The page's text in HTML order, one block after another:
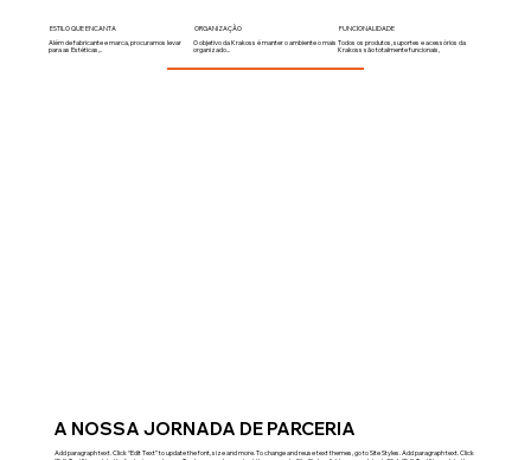
ESTILO QUE ENCANTA
Além de fabricante e marca, procuramos levar
para as Estéticas,..
ORGANIZAÇÃO
O objetivo da Krakoss é manter o ambiente o mais
organizado...
FUNCIONALIDADE
Todos os produtos, suportes e acessórios da
Krakoss são totalmente funcionais,
A NOSSA JORNADA DE PARCERIA
Add paragraph text. Click “Edit Text” to update the font, size and more. To change and reuse text themes, go to Site Styles. Add paragraph text. Click